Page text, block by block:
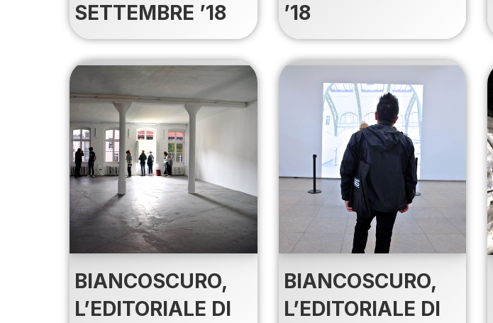
SETTEMBRE ’18
’18
BIANCOSCURO,
L’EDITORIALE DI
BIANCOSCURO,
L’EDITORIALE DI